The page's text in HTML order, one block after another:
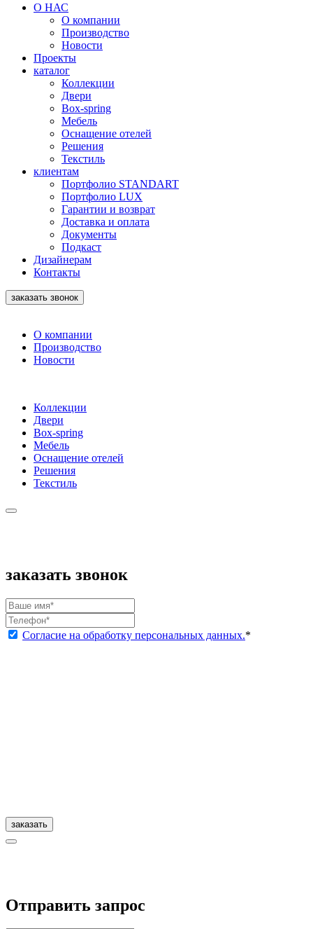
О НАС
О компании
Производство
Новости
Проекты
каталог
Коллекции
Двери
Box-spring
Мебель
Оснащение отелей
Решения
Текстиль
клиентам
Портфолио STANDART
Портфолио LUX
Гарантии и возврат
Доставка и оплата
Документы
Подкаст
Дизайнерам
Контакты
заказать звонок
О компании
Производство
Новости
Коллекции
Двери
Box-spring
Мебель
Оснащение отелей
Решения
Текстиль
заказать звонок
Согласие на обработку персональных данных.*
заказать
Отправить запрос